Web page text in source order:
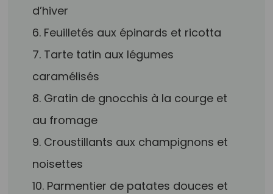
d’hiver
6. Feuilletés aux épinards et ricotta
7. Tarte tatin aux légumes
caramélisés
8. Gratin de gnocchis à la courge et
au fromage
9. Croustillants aux champignons et
noisettes
10. Parmentier de patates douces et